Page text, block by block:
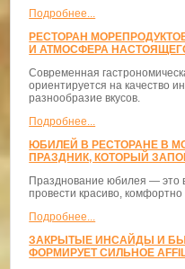
Подробнее...
РЕСТОРАН
И АТМОСФЕРА
Современная
ориентируется на качество
разнообразие вкусов.
Подробнее...
ЮБИЛЕЙ В РЕСТОРАНЕ В
ПРАЗДНИК, КОТОРЫЙ
Празднование юбилея — это
провести красиво,
Подробнее...
ЗАКРЫТЫЕ ИНСАЙДЫ И
ФОРМИРУЕТ СИЛЬНОЕ